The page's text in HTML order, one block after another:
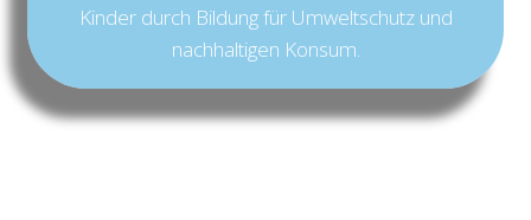
Kinder durch Bildung für Umweltschutz und
nachhaltigen Konsum.